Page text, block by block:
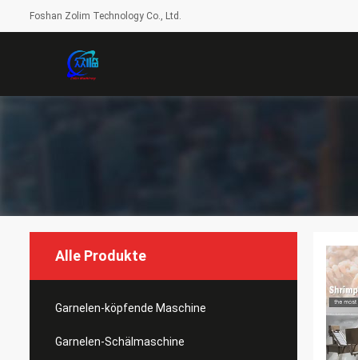
Foshan Zolim Technology Co., Ltd.
Alle Produkte
Garnelen-köpfende Maschine
Garnelen-Schälmaschine